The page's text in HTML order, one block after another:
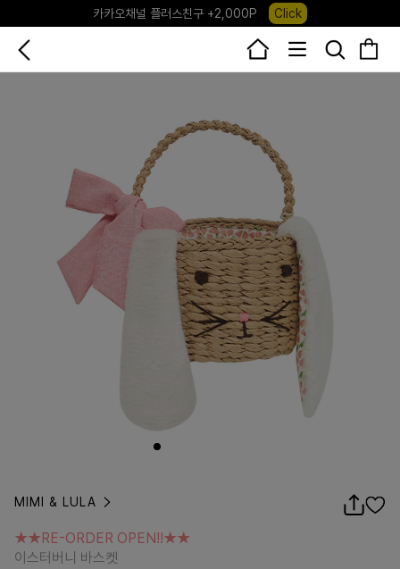
포레포레 앱 다운로드 +3,000P
Down
하우스오브캐러셀, 국내단독 프리오더(~8/10) Click
MIMI & LULA
이스터버니 바스켓
★★RE-ORDER OPEN!!★★
이스터버니 바스켓